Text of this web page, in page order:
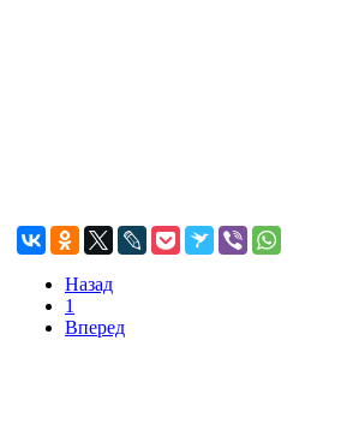
Назад
1
Вперед